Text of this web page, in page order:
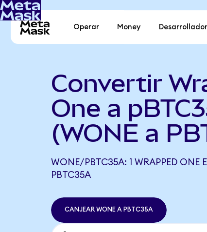
Operar Money Desarrollador
Convertir
One a
(WONE a
WONE/PBTC35A: 1 WRAPPED ONE
PBTC35A
CANJEAR WONE A PBTC35A